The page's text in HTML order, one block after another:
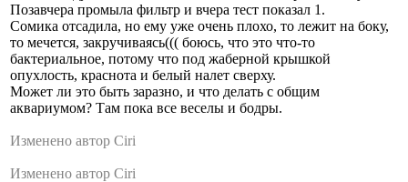
Позавчера промыла фильтр и вчера тест показал 1.
Сомика отсадила, но ему уже очень плохо, то лежит на боку,
то мечется, закручиваясь((( боюсь, что это что-то
бактериальное, потому что под жаберной крышкой
опухлость, краснота и белый налет сверху.
Может ли это быть заразно, и что делать с общим
аквариумом? Там пока все веселы и бодры.
Изменено автор Ciri
Изменено автор Ciri